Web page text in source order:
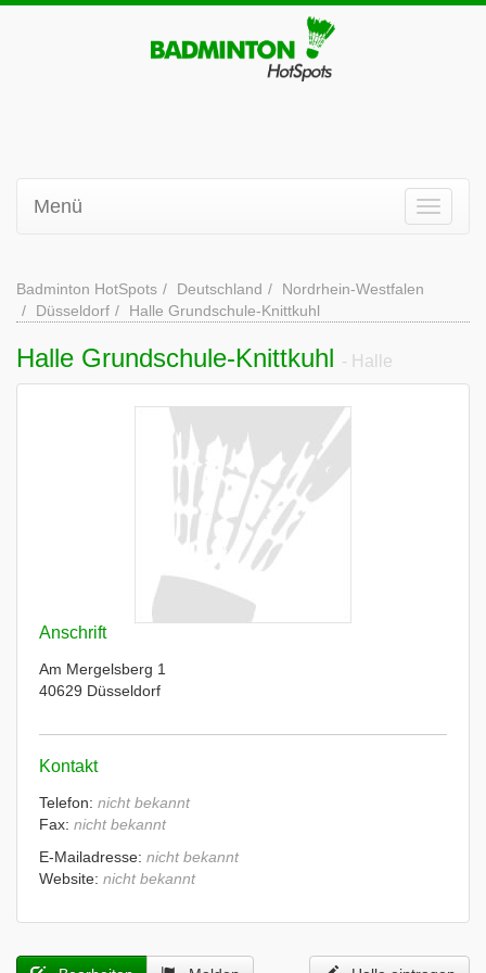
Menü
Badminton HotSpots Deutschland
Nordrhein-Westfalen
Düsseldorf
Halle Grundschule-Knittkuhl
Halle Grundschule-Knittkuhl - Halle
Anschrift
Am Mergelsberg 1
40629 Düsseldorf
Kontakt
Telefon: nicht bekannt
Fax: nicht bekannt
E-Mailadresse: nicht bekannt
Website: nicht bekannt